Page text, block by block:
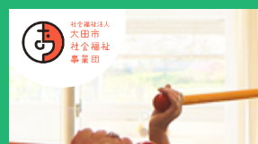
このページの本文へ